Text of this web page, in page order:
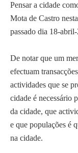
Pensar a cidade
Mota de Castro
passado dia 18-
De notar que um
efectuam
actividades que se
cidade é necessário
da cidade, que
e que populações é
na cidade.